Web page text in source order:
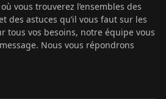
vous trouverez l’ensembles des
des astuces qu’il vous faut sur les
tous vos besoins, notre équipe vous
Nous vous répondrons